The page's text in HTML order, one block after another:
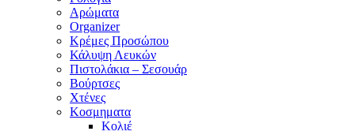
Αρώματα
Organizer
Κρέμες Προσώπου
Κάλυψη Λευκών
Πιστολάκια – Σεσουάρ
Βούρτσες
Χτένες
Κοσμηματα
Κολιέ